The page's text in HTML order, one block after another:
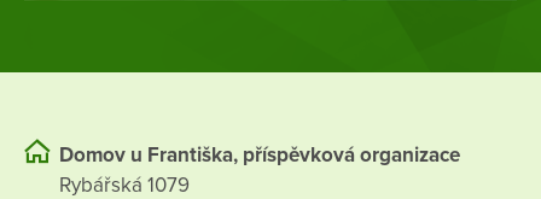
Domov u Františka, příspěvková organizace
Rybářská 1079